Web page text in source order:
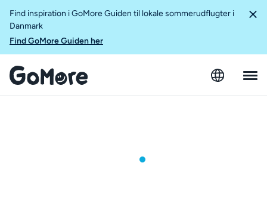
Find inspiration i GoMore Guiden til lokale sommerudflugter i
Danmark
Find GoMore Guiden her